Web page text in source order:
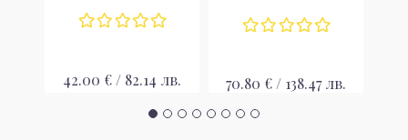
42.00 € / 82.14 лв. 70.80 € / 138.47 лв.